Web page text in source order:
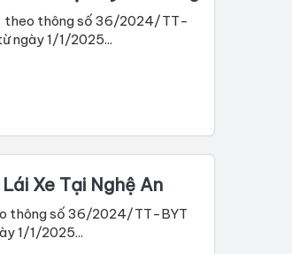
theo thông số 36/2024/TT-
ngày 1/1/2025...
Xe Tại Nghệ An
thông số 36/2024/TT-BYT
1/1/2025...